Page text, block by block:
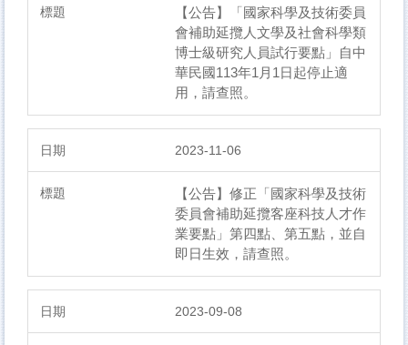
【公告】「國家科學及技術委員
會補助延攬人文學及社會科學類
博士級研究人員試行要點」自中
華民國113年1月1日起停止適
用，請查照。
2023-11-06
【公告】修正「國家科學及技術
委員會補助延攬客座科技人才作
業要點」第四點、第五點，並自
即日生效，請查照。
2023-09-08